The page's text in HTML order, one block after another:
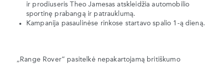
ir prodiuseris Theo Jamesas atskleidžia automobilio
sportinę prabangą ir patrauklumą.
Kampanija pasaulinėse rinkose startavo spalio 1-ą dieną.
„Range Rover“ pasitelkė nepakartojamą britiškumo